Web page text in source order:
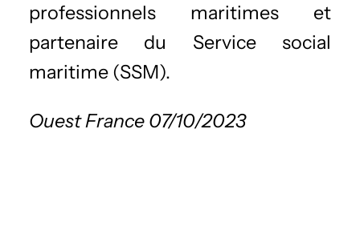
professionnels maritimes et
partenaire du Service social
maritime (SSM).
Ouest France 07/10/2023